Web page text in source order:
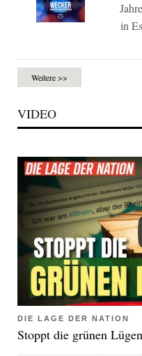
in
Weitere >>
VIDEO
DIE LAGE DER NATION
Stoppt die grünen Lügen